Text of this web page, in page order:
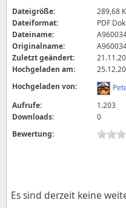
Dateigröße:
289,68
Dateiformat:
PDF
Dateiname:
Originalname:
Zuletzt geändert:
Hochgeladen am:
Hochgeladen von:
Aufrufe:
1.203
Downloads:
0
Bewertung:
Es sind derzeit keine